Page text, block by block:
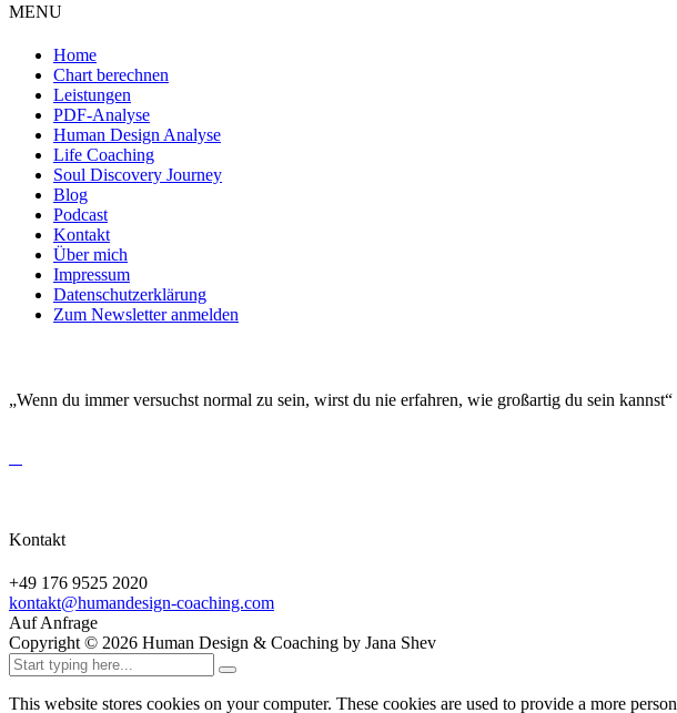
MENU
Home
Chart berechnen
Leistungen
PDF-Analyse
Human Design Analyse
Life Coaching
Soul Discovery Journey
Blog
Podcast
Kontakt
Über mich
Impressum
Datenschutzerklärung
Zum Newsletter anmelden
„Wenn du immer versuchst normal zu sein, wirst du nie erfahren, wie großartig du sein
Kontakt
+49 176 9525 2020
kontakt@humandesign-coaching.com
Auf Anfrage
Copyright © 2026 Human Design & Coaching by Jana Shev
This website stores cookies on your computer. These cookies are used to provide a more